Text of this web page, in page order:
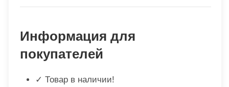
Информация для
покупателей
✓ Товар в наличии!